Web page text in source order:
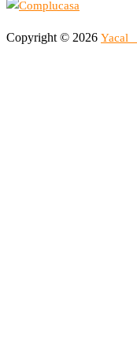
Copyright © 2026 Yacal